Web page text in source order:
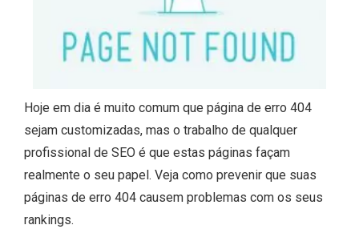
Hoje em dia é muito comum que página de erro 404
sejam customizadas, mas o trabalho de qualquer
profissional de SEO é que estas páginas façam
realmente o seu papel. Veja como prevenir que suas
páginas de erro 404 causem problemas com os seus
rankings.